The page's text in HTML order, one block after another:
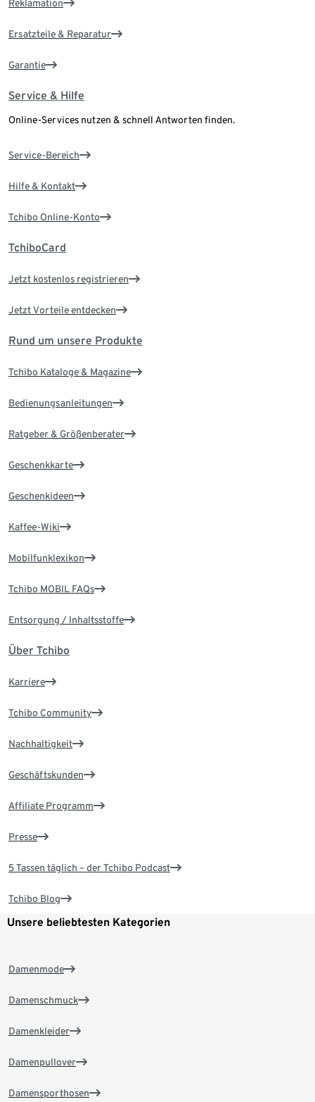
Reklamation
Ersatzteile & Reparatur
Garantie
Service & Hilfe
Online-Services nutzen & schnell Antworten finden.
Service-Bereich
Hilfe & Kontakt
Tchibo Online-Konto
TchiboCard
Jetzt kostenlos registrieren
Jetzt Vorteile entdecken
Rund um unsere Produkte
Tchibo Kataloge & Magazine
Bedienungsanleitungen
Ratgeber & Größenberater
Geschenkkarte
Geschenkideen
Kaffee-Wiki
Mobilfunklexikon
Tchibo MOBIL FAQs
Entsorgung / Inhaltsstoffe
Über Tchibo
Karriere
Tchibo Community
Nachhaltigkeit
Geschäftskunden
Affiliate Programm
Presse
5 Tassen täglich – der Tchibo Podcast
Tchibo Blog
Unsere beliebtesten Kategorien
Damenmode
Damenschmuck
Damenkleider
Damenpullover
Damensporthosen